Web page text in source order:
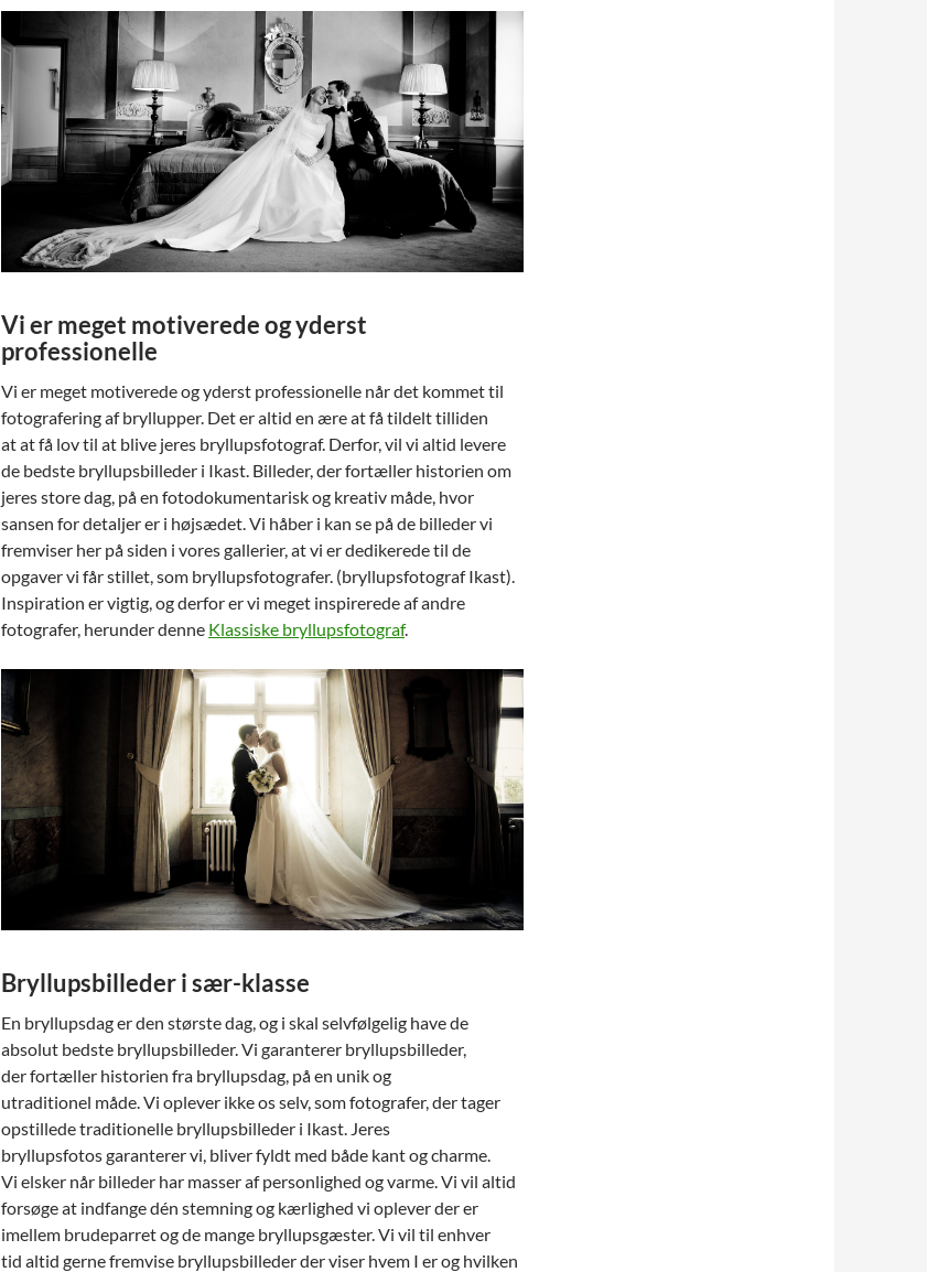
Vi er meget motiverede og yderst
professionelle
Vi er meget motiverede og yderst professionelle når det kommet til
fotografering af bryllupper. Det er altid en ære at få tildelt tilliden
at at få lov til at blive jeres bryllupsfotograf. Derfor, vil vi altid levere
de bedste bryllupsbilleder i Ikast. Billeder, der fortæller historien om
jeres store dag, på en fotodokumentarisk og kreativ måde, hvor
sansen for detaljer er i højsædet. Vi håber i kan se på de billeder vi
fremviser her på siden i vores gallerier, at vi er dedikerede til de
opgaver vi får stillet, som bryllupsfotografer. (bryllupsfotograf Ikast).
Inspiration er vigtig, og derfor er vi meget inspirerede af andre
fotografer, herunder denne Klassiske bryllupsfotograf.
Bryllupsbilleder i sær-klasse
En bryllupsdag er den største dag, og i skal selvfølgelig have de
absolut bedste bryllupsbilleder. Vi garanterer bryllupsbilleder,
der fortæller historien fra bryllupsdag, på en unik og
utraditionel måde. Vi oplever ikke os selv, som fotografer, der tager
opstillede traditionelle bryllupsbilleder i Ikast. Jeres
bryllupsfotos garanterer vi, bliver fyldt med både kant og charme.
Vi elsker når billeder har masser af personlighed og varme. Vi vil altid
forsøge at indfange dén stemning og kærlighed vi oplever der er
imellem brudeparret og de mange bryllupsgæster. Vi vil til enhver
tid altid gerne fremvise bryllupsbilleder der viser hvem I er og hvilken